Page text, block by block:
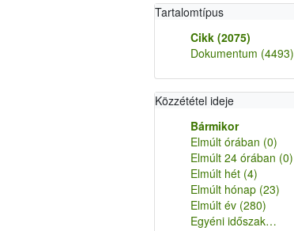
Tartalomtípus
Cikk (2075)
Dokumentum (4493)
Közzététel ideje
Bármikor
Elmúlt órában (0)
Elmúlt 24 órában (0)
Elmúlt hét (4)
Elmúlt hónap (23)
Elmúlt év (280)
Egyéni időszak…